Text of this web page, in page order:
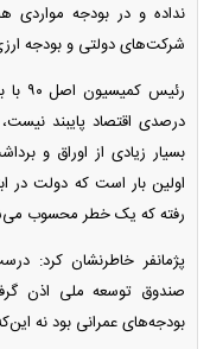
نداده و در بودجه مواردی
شرکت‌های دولتی و بودجه
درصدی اقتصاد پایبند
بسیار زیادی از اوراق و
اولین بار است که دولت در
رفته که یک خطر محسوب
پژمانفر خاطرنشان کرد:
بودجه‌های عمرانی بود نه